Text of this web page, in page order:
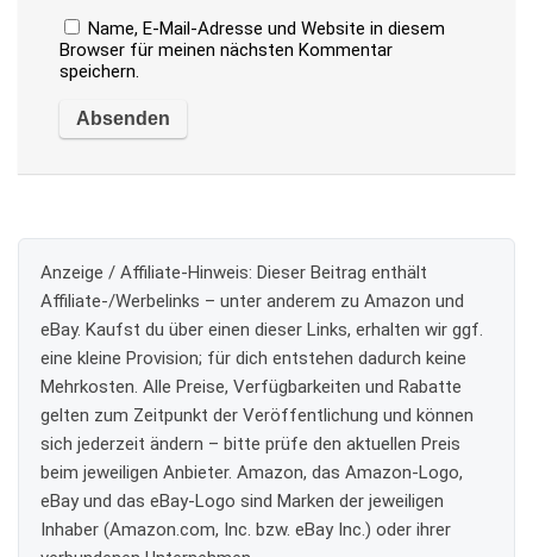
Name, E-Mail-Adresse und Website in diesem
Browser für meinen nächsten Kommentar
speichern.
Anzeige / Affiliate-Hinweis: Dieser Beitrag enthält
Affiliate-/Werbelinks – unter anderem zu Amazon und
eBay. Kaufst du über einen dieser Links, erhalten wir ggf.
eine kleine Provision; für dich entstehen dadurch keine
Mehrkosten. Alle Preise, Verfügbarkeiten und Rabatte
gelten zum Zeitpunkt der Veröffentlichung und können
sich jederzeit ändern – bitte prüfe den aktuellen Preis
beim jeweiligen Anbieter. Amazon, das Amazon-Logo,
eBay und das eBay-Logo sind Marken der jeweiligen
Inhaber (Amazon.com, Inc. bzw. eBay Inc.) oder ihrer